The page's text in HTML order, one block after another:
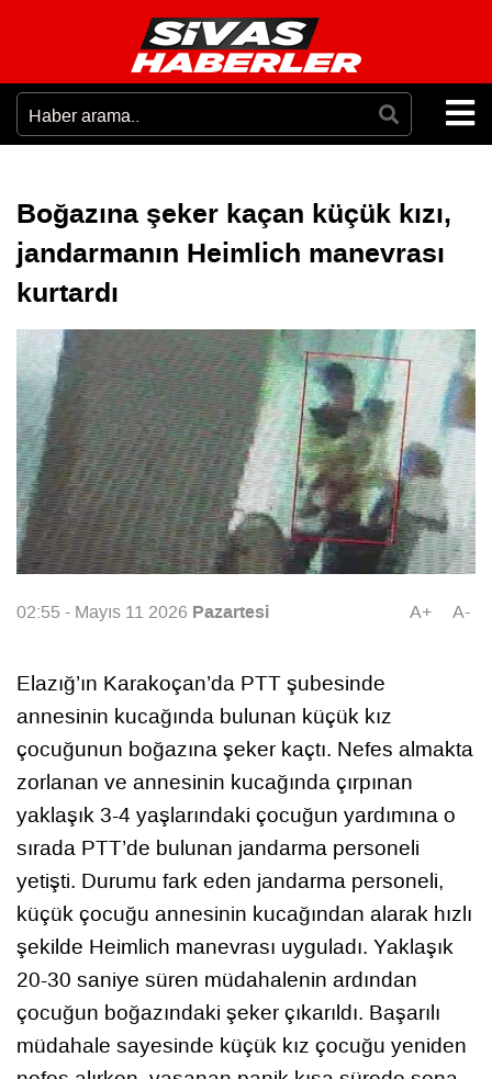
Boğazına şeker kaçan küçük kızı,
jandarmanın Heimlich manevrası
kurtardı
02:55 - Mayıs 11 2026 Pazartesi A+ A-
Elazığ’ın Karakoçan’da PTT şubesinde
annesinin kucağında bulunan küçük kız
çocuğunun boğazına şeker kaçtı. Nefes almakta
zorlanan ve annesinin kucağında çırpınan
yaklaşık 3-4 yaşlarındaki çocuğun yardımına o
sırada PTT’de bulunan jandarma personeli
yetişti. Durumu fark eden jandarma personeli,
küçük çocuğu annesinin kucağından alarak hızlı
şekilde Heimlich manevrası uyguladı. Yaklaşık
20-30 saniye süren müdahalenin ardından
çocuğun boğazındaki şeker çıkarıldı. Başarılı
müdahale sayesinde küçük kız çocuğu yeniden